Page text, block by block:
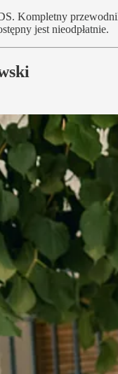
Kompletny
jest nieodpłatnie.